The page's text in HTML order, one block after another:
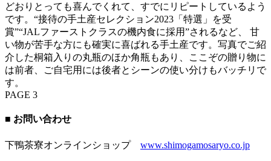
どおりとっても喜んでくれて、すでにリピートしているよう
です。“接待の手土産セレクション2023「特選」を受
賞”“JALファーストクラスの機内食に採用”されるなど、 甘
い物が苦手な方にも確実に喜ばれる手土産です。写真でご紹
介した桐箱入りの丸瓶のほか角瓶もあり、ここぞの贈り物に
は前者、ご自宅用には後者とシーンの使い分けもバッチリで
す。
PAGE 3
■ お問い合わせ
下鴨茶寮オンラインショップ www.shimogamosaryo.co.jp